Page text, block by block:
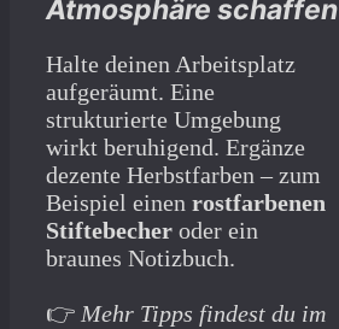
Atmosphäre schaffen
Halte deinen Arbeitsplatz
aufgeräumt. Eine
strukturierte Umgebung
wirkt beruhigend. Ergänze
dezente Herbstfarben – zum
Beispiel einen rostfarbenen
Stiftebecher oder ein
braunes Notizbuch.
👉 Mehr Tipps findest du im